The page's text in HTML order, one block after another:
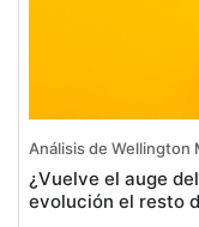
Análisis de Wellington
¿Vuelve el auge
evolución el resto